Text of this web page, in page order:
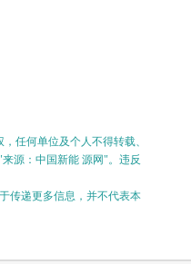
任何单位及个人不得转载、
源：中国新能 源网"。违反
传递更多信息，并不代表本